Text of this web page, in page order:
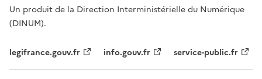
Un produit de la Direction Interministérielle du Numérique
(DINUM).
legifrance.gouv.fr info.gouv.fr service-public.fr